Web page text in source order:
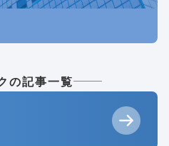
の記事一覧